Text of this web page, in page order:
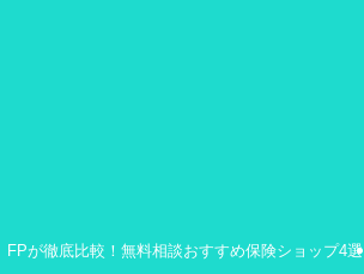
FPが徹底比較！無料相談おすすめ保険ショップ4選